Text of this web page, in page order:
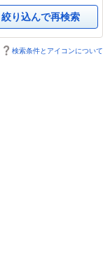
絞り込んで再検索
検索条件とアイコンについて